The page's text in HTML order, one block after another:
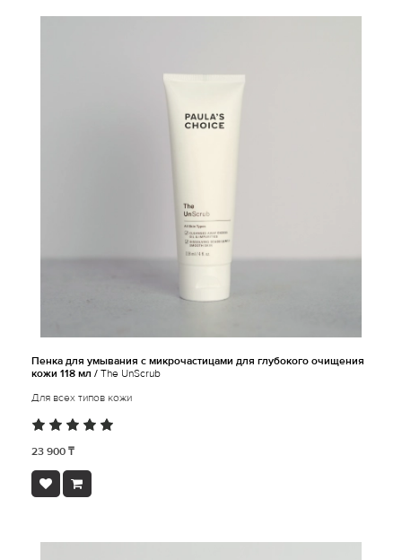
Пенка для умывания с микрочастицами для глубокого очищения
кожи 118 мл / The UnScrub
Для всех типов кожи
23 900 ₸